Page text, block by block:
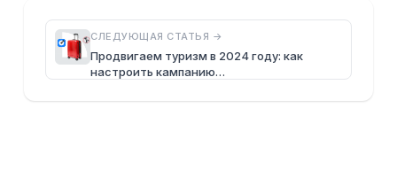
СЛЕДУЮЩАЯ СТАТЬЯ →
Продвигаем туризм в 2024 году: как
настроить кампанию…